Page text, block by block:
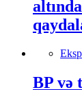
BP və